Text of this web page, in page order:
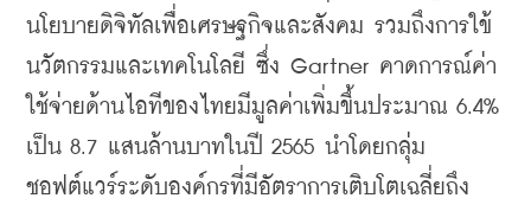
นโยบายดิจิทัลเพื่อเศรษฐกิจและสังคม รวมถึงการใข้
นวัตกรรมและเทคโนโลยี ซึ่ง Gartner คาดการณ์ค่า
ใช้จ่ายด้านไอทีของไทยมีมูลค่าเพิ่มขึ้นประมาณ 6.4%
เป็น 8.7 แสนล้านบาทในปี 2565 นำโดยกลุ่ม
ชอฟต์แวร์ระดับองค์กรที่มีอัตราการเติบโตเฉลี่ยถึง